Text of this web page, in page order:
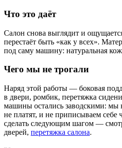
Что это даёт
Салон снова выглядит и
перестаёт быть «как у всех».
под саму машину: натуральная
Чего мы не трогали
Наряд этой работы — боковая
в двери, ромбик, перетяжка
машины остались заводскими: мы
не платят, и не приписываем
сделать следующим шагом —
дверей, перетяжка салона.